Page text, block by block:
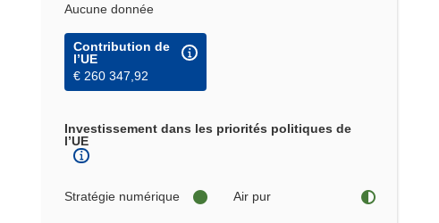
Aucune donnée
Contribution de
l’UE
€ 260 347,92
Investissement dans les priorités politiques de
l’UE
Stratégie numérique Air pur